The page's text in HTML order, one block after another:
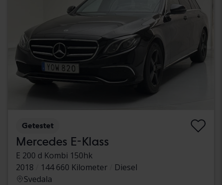
Getestet
Mercedes E-Klass
E 200 d Kombi 150hk
2018
144 660 Kilometer
Diesel
Svedala